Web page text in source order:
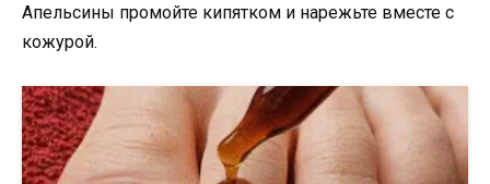
Апельсины промойте кипятком и нарежьте вместе с
кожурой.